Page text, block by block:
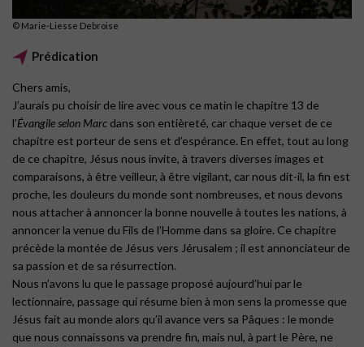
©︎ Marie-Liesse Debroise
Prédication
Chers amis,
J’aurais pu choisir de lire avec vous ce matin le chapitre 13 de
l’Évangile selon Marc dans son entièreté, car chaque verset de ce
chapitre est porteur de sens et d’espérance. En effet, tout au long
de ce chapitre, Jésus nous invite, à travers diverses images et
comparaisons, à être veilleur, à être vigilant, car nous dit-il, la fin est
proche, les douleurs du monde sont nombreuses, et nous devons
nous attacher à annoncer la bonne nouvelle à toutes les nations, à
annoncer la venue du Fils de l’Homme dans sa gloire. Ce chapitre
précède la montée de Jésus vers Jérusalem ; il est annonciateur de
sa passion et de sa résurrection.
Nous n’avons lu que le passage proposé aujourd’hui par le
lectionnaire, passage qui résume bien à mon sens la promesse que
Jésus fait au monde alors qu’il avance vers sa Pâques : le monde
que nous connaissons va prendre fin, mais nul, à part le Père, ne